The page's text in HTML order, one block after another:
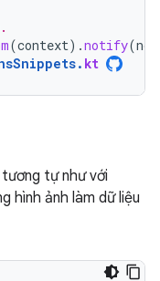
(context).notify(
. kt
tự như với
hình ảnh làm dữ liệu